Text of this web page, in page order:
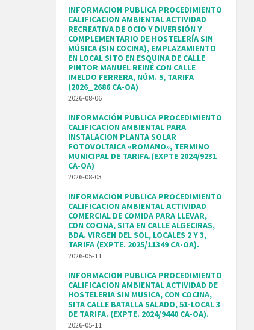
INFORMACION PUBLICA PROCEDIMIENTO
CALIFICACION AMBIENTAL ACTIVIDAD
RECREATIVA DE OCIO Y DIVERSIÓN Y
COMPLEMENTARIO DE HOSTELERÍA SIN
MÚSICA (SIN COCINA), EMPLAZAMIENTO
EN LOCAL SITO EN ESQUINA DE CALLE
PINTOR MANUEL REINÉ CON CALLE
IMELDO FERRERA, NÚM. 5, TARIFA
(2026_2686 CA-OA)
2026-08-06
INFORMACIÓN PUBLICA PROCEDIMIENTO
CALIFICACION AMBIENTAL PARA
INSTALACION PLANTA SOLAR
FOTOVOLTAICA «ROMANO», TERMINO
MUNICIPAL DE TARIFA.(EXPTE 2024/9231
CA-OA)
2026-08-03
INFORMACION PUBLICA PROCEDIMIENTO
CALIFICACION AMBIENTAL ACTIVIDAD
COMERCIAL DE COMIDA PARA LLEVAR,
CON COCINA, SITA EN CALLE ALGECIRAS,
BDA. VIRGEN DEL SOL, LOCALES 2 Y 3,
TARIFA (EXPTE. 2025/11349 CA-OA).
2026-05-11
INFORMACION PUBLICA PROCEDIMIENTO
CALIFICACION AMBIENTAL ACTIVIDAD DE
HOSTELERIA SIN MUSICA, CON COCINA,
SITA CALLE BATALLA SALADO, 51-LOCAL 3
DE TARIFA. (EXPTE. 2024/9440 CA-OA).
2026-05-11